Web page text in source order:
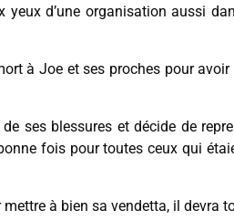
d’une organisation aussi
à Joe et ses proches pour
ses blessures et décide de
fois pour toutes ceux qui
à bien sa vendetta, il devra